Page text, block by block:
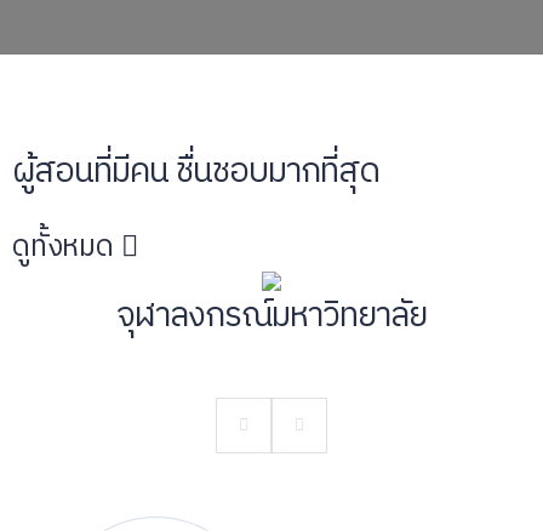
ผู้สอนที่มีคน ชื่นชอบมากที่สุด
ดูทั้งหมด
จุฬาลงกรณ์มหาวิทยาลัย